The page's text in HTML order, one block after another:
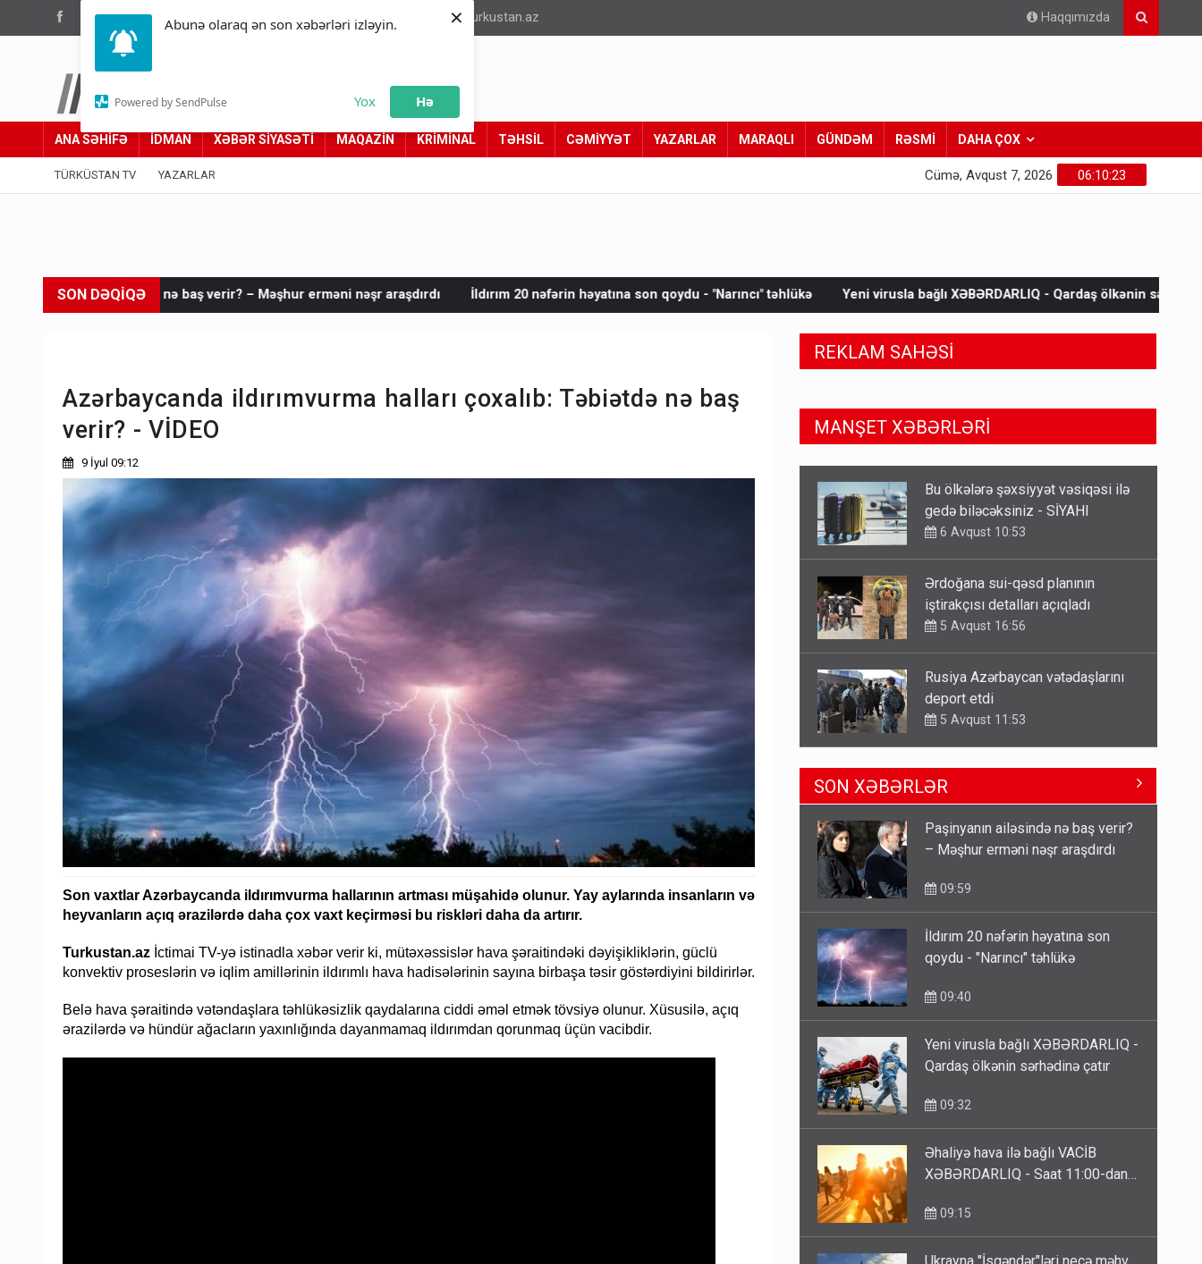
Abunə olaraq ən son xəbərləri izləyin.
Powered by SendPulse Yox Hə
×
(012) 449 94 05 info@turkustan.az Haqqımızda
Türküstan.az
Adımız yolumuzdur
ANA SƏHİFƏ İDMAN XƏBƏR SİYASƏTİ MAQAZİN KRİMİNAL TƏHSİL CƏMİYYƏT YAZARLAR MARAQLI GÜNDƏM RƏSMİ DAHA ÇOX
TÜRKÜSTAN TV YAZARLAR 06:10:25
Cümə, Avqust 7, 2026
SON DƏQİQƏ
nə baş verir? – Məşhur erməni nəşr araşdırdı İldırım 20 nəfərin həyatına son qoydu - "Narıncı" təhlükə Yeni virusla bağlı XƏBƏRDARLIQ - Qardaş ölkənin sərhədinə çatır Əhaliyə
Azərbaycanda ildırımvurma halları çoxalıb: Təbiətdə nə baş
verir? - VİDEO
9 İyul 09:12
Son vaxtlar Azərbaycanda ildırımvurma hallarının artması müşahidə olunur. Yay aylarında insanların və
heyvanların açıq ərazilərdə daha çox vaxt keçirməsi bu riskləri daha da artırır.
Turkustan.az İctimai TV-yə istinadla xəbər verir ki, mütəxəssislər hava şəraitindəki dəyişikliklərin, güclü
konvektiv proseslərin və iqlim amillərinin ildırımlı hava hadisələrinin sayına birbaşa təsir göstərdiyini bildirirlər.
Belə hava şəraitində vətəndaşlara təhlükəsizlik qaydalarına ciddi əməl etmək tövsiyə olunur. Xüsusilə, açıq
ərazilərdə və hündür ağacların yaxınlığında dayanmamaq ildırımdan qorunmaq üçün vacibdir.
REKLAM SAHƏSİ
MANŞET XƏBƏRLƏRİ
Ərdoğana sui-qəsd planının
iştirakçısı detalları açıqladı
5 Avqust 16:56
Rusiya Azərbaycan vətədaşlarını
deport etdi
5 Avqust 11:53
Rusiya azərbaycanlı diasporun
obyektini məhv etdi - FOTOLAR
5 Avqust 10:58
Əhaliyə hava ilə bağlı VACİB
XƏBƏRDARLIQ - Saat 11:00-dan…
qaçdı
Bu ölkələrə şəxsiyyət vəsiqəsi ilə
6 Avqust 10:53
SON XƏBƏRLƏR
Paşinyanın ailəsində nə baş verir?
– Məşhur erməni nəşr araşdırdı
09:59
İldırım 20 nəfərin həyatına son
qoydu - "Narıncı" təhlükə
09:40
Yeni virusla bağlı XƏBƏRDARLIQ -
Qardaş ölkənin sərhədinə çatır
09:32
Əhaliyə hava ilə bağlı VACİB
XƏBƏRDARLIQ - Saat 11:00-dan…
09:15